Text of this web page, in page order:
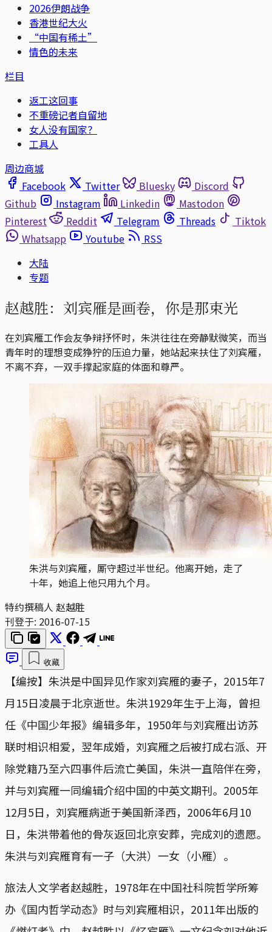
2026伊朗战争
香港世纪大火
“中国有稀土”
情色的未来
栏目
返工这回事
不重磅记者自留地
女人没有国家？
工具人
周边商城
Facebook
Twitter Bluesky
Discord
Github
Instagram Linkedin
Mastodon
Pinterest
Reddit Telegram Threads
Tiktok
Whatsapp
Youtube
RSS
大陆
专题
赵越胜：刘宾雁是画卷，你是那束光
在刘宾雁工作会友争辩抒怀时，朱洪往往在旁静默微笑，而当
青年时的理想变成狰狞的压迫力量，她站起来扶住了刘宾雁，
不离不弃，一双手撑起家庭的体面和尊严。
朱洪与刘宾雁，厮守超过半世纪。他离开她，走了
十年，她追上他只用九个月。
特约撰稿人 赵越胜
刊登于: 2016-07-15
收藏
【编按】朱洪是中国异见作家刘宾雁的妻子，2015年7
月15日凌晨于北京逝世。朱洪1929年生于上海，曾担
任《中国少年报》编辑多年，1950年与刘宾雁出访苏
联时相识相爱，翌年成婚，刘宾雁之后被打成右派、开
除党籍乃至六四事件后流亡美国，朱洪一直陪伴在旁，
并与刘宾雁一同编辑介绍中国的中英文期刊。2005年
12月5日，刘宾雁病逝于美国新泽西，2006年6月10
日，朱洪带着他的骨灰返回北京安葬，完成刘的遗愿。
朱洪与刘宾雁育有一子（大洪）一女（小雁）。
旅法人文学者赵越胜，1978年在中国社科院哲学所筹
办《国内哲学动态》时与刘宾雁相识，2011年出版的